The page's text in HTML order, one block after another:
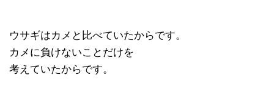
ウサギはカメと比べていたからです。
カメに負けないことだけを
考えていたからです。